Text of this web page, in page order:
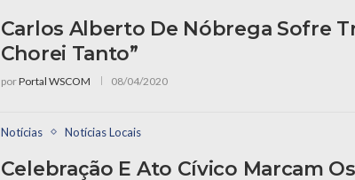
Carlos Alberto De Nóbrega Sofre
Chorei Tanto”
porPortal WSCOM 08/04/2020
Notícias Notícias Locais
Celebração E Ato Cívico Marcam